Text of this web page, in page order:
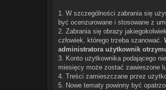
1. W szczególności zabrania się
być ocenzurowane i stosowane z
2. Zabrania się obrazy
człowiek, którego trzeba szanować.
administratora użytkownik
3. Konto użytkownika podającego
miesięcy może zostać zawieszone
4. Treści zamieszczane przez
5. Nowe tematy powinny być